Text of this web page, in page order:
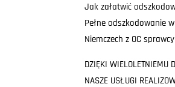
Jak załatwić
Pełne odszkodowanie w
Niemczech z OC
DZIĘKI WIELOLETNIEMU
NASZE USŁUGI